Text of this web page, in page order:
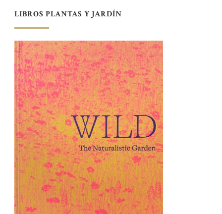
LIBROS PLANTAS Y JARDÍN